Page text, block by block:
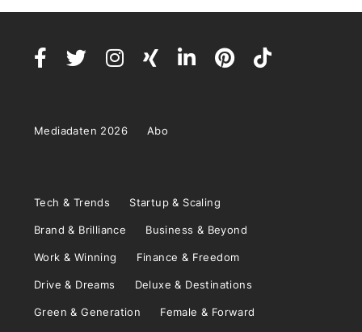
Mediadaten 2026 Abo
Tech & Trends Startup & Scaling
Brand & Brilliance Business & Beyond
Work & Winning Finance & Freedom
Drive & Dreams Deluxe & Destinations
Green & Generation Female & Forward